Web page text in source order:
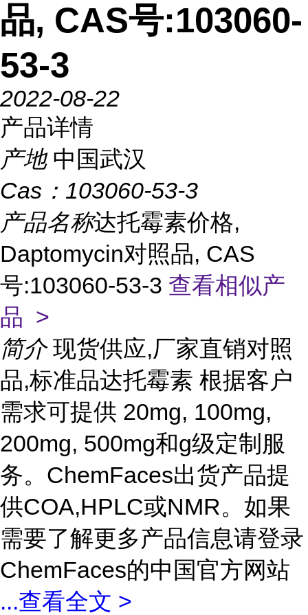
品, CAS号:103060-
53-3
2022-08-22
产品详情
产地 中国武汉
Cas： 103060-53-3
产品名称达托霉素价格,
Daptomycin对照品, CAS
号:103060-53-3 查看相似产
品 >
简介 现货供应,厂家直销对照
品,标准品达托霉素 根据客户
需求可提供 20mg, 100mg,
200mg, 500mg和g级定制服
务。ChemFaces出货产品提
供COA,HPLC或NMR。如果
需要了解更多产品信息请登录
ChemFaces的中国官方网站
...查看全文 >